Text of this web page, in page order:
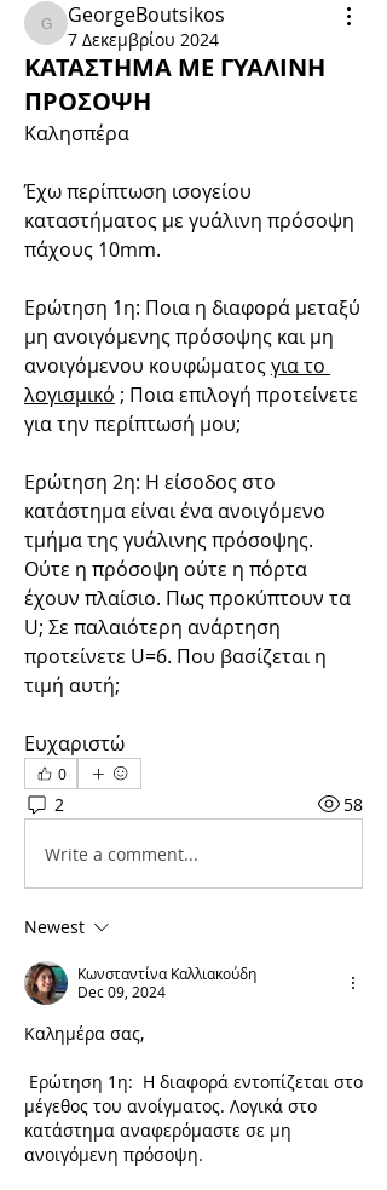
GeorgeBoutsikos
GeorgeBoutsikos
7 Δεκεμβρίου 2024
ΚΑΤΑΣΤΗΜΑ ΜΕ ΓΥΑΛΙΝΗ
ΠΡΟΣΟΨΗ
Καλησπέρα
Έχω περίπτωση ισογείου
καταστήματος με γυάλινη πρόσοψη
πάχους 10mm.
Ερώτηση 1η: Ποια η διαφορά μεταξύ
μη ανοιγόμενης πρόσοψης και μη
ανοιγόμενου κουφώματος για το
λογισμικό ; Ποια επιλογή προτείνετε
για την περίπτωσή μου;
Ερώτηση 2η: Η είσοδος στο
κατάστημα είναι ένα ανοιγόμενο
τμήμα της γυάλινης πρόσοψης.
Ούτε η πρόσοψη ούτε η πόρτα
έχουν πλαίσιο. Πως προκύπτουν τα
U; Σε παλαιότερη ανάρτηση
προτείνετε U=6. Που βασίζεται η
τιμή αυτή;
Ευχαριστώ
0
2 58
Write a comment...
Newest
Κωνσταντίνα Καλλιακούδη
Dec 09, 2024
Καλημέρα σας,
μέγεθος του ανοίγματος. Λογικά στο
κατάστημα αναφερόμαστε σε μη
ανοιγόμενη πρόσοψη.